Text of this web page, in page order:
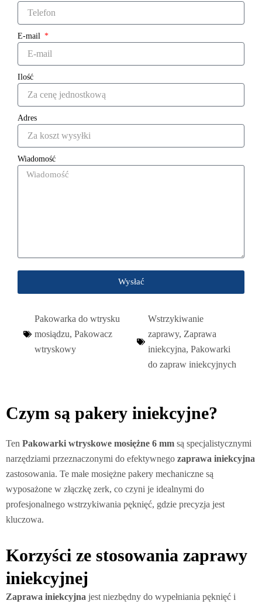
E-mail
Ilość
Adres
Wiadomość
Wysłać
Pakowarka do wtrysku
mosiądzu, Pakowacz
wtryskowy
Wstrzykiwanie
zaprawy, Zaprawa
iniekcyjna, Pakowarki
do zapraw iniekcyjnych
Czym są pakery iniekcyjne?
Ten Pakowarki wtryskowe mosiężne 6 mm są specjalistycznymi
narzędziami przeznaczonymi do efektywnego zaprawa iniekcyjna
zastosowania. Te małe mosiężne pakery mechaniczne są
wyposażone w złączkę zerk, co czyni je idealnymi do
profesjonalnego wstrzykiwania pęknięć, gdzie precyzja jest
kluczowa.
Korzyści ze stosowania zaprawy
iniekcyjnej
Zaprawa iniekcyjna jest niezbędny do wypełniania pęknięć i